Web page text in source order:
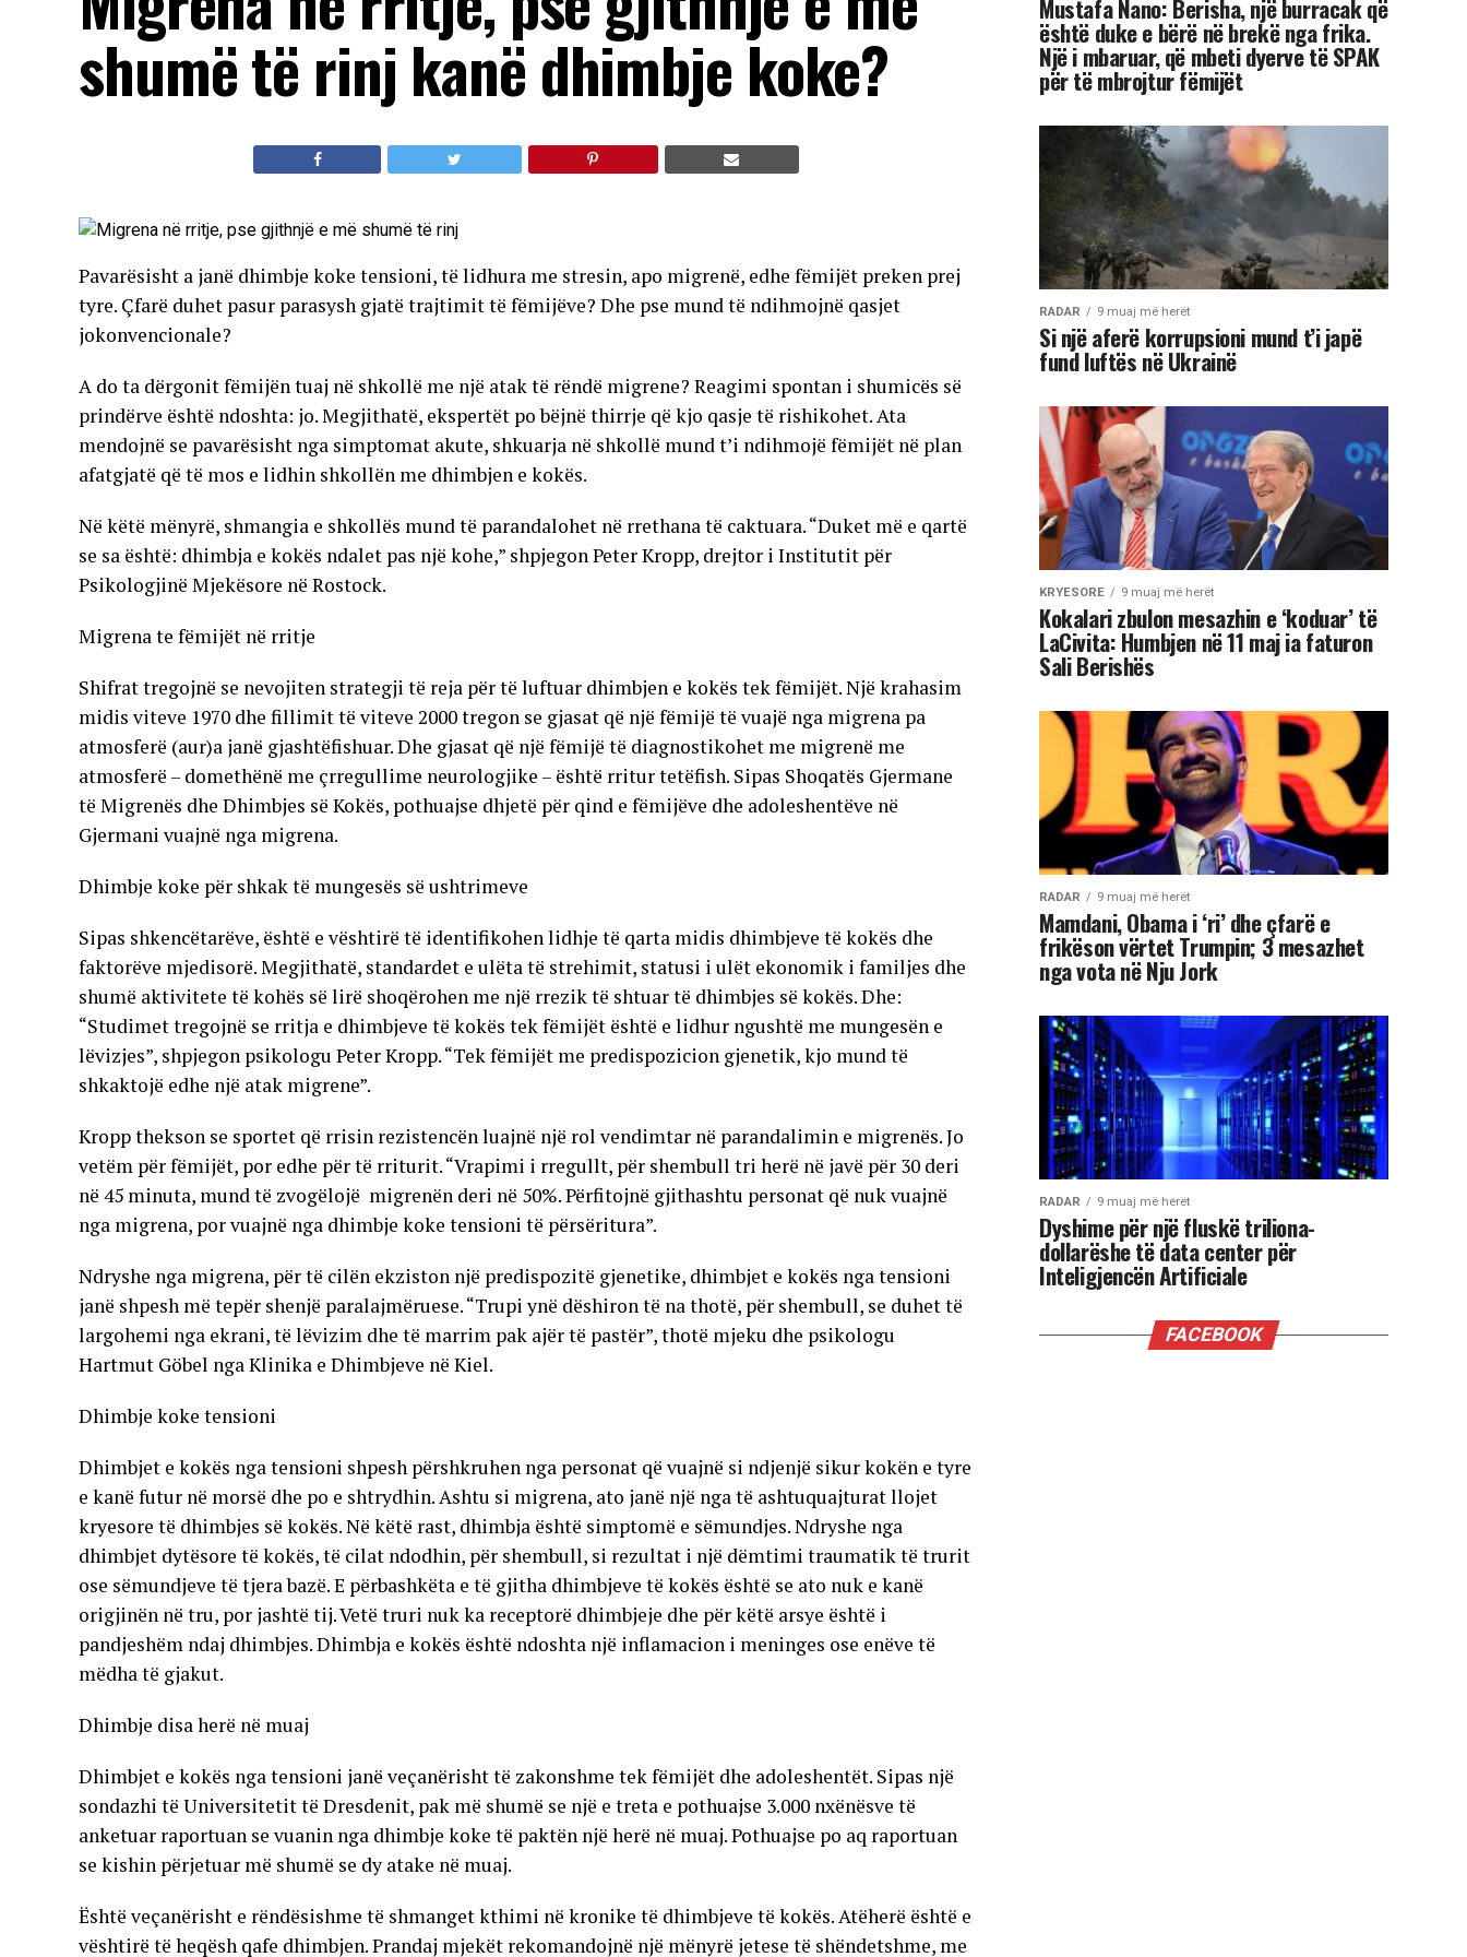
shumë të rinj kanë dhimbje koke?
Pavarësisht a janë dhimbje koke tensioni, të lidhura me stresin, apo migrenë, edhe fëmijët preken prej
tyre. Çfarë duhet pasur parasysh gjatë trajtimit të fëmijëve? Dhe pse mund të ndihmojnë qasjet
jokonvencionale?
A do ta dërgonit fëmijën tuaj në shkollë me një atak të rëndë migrene? Reagimi spontan i shumicës së
prindërve është ndoshta: jo. Megjithatë, ekspertët po bëjnë thirrje që kjo qasje të rishikohet. Ata
mendojnë se pavarësisht nga simptomat akute, shkuarja në shkollë mund t’i ndihmojë fëmijët në plan
afatgjatë që të mos e lidhin shkollën me dhimbjen e kokës.
Në këtë mënyrë, shmangia e shkollës mund të parandalohet në rrethana të caktuara. “Duket më e qartë
se sa është: dhimbja e kokës ndalet pas një kohe,” shpjegon Peter Kropp, drejtor i Institutit për
Psikologjinë Mjekësore në Rostock.
Migrena te fëmijët në rritje
Shifrat tregojnë se nevojiten strategji të reja për të luftuar dhimbjen e kokës tek fëmijët. Një krahasim
midis viteve 1970 dhe fillimit të viteve 2000 tregon se gjasat që një fëmijë të vuajë nga migrena pa
atmosferë (aur)a janë gjashtëfishuar. Dhe gjasat që një fëmijë të diagnostikohet me migrenë me
atmosferë – domethënë me çrregullime neurologjike – është rritur tetëfish. Sipas Shoqatës Gjermane
të Migrenës dhe Dhimbjes së Kokës, pothuajse dhjetë për qind e fëmijëve dhe adoleshentëve në
Gjermani vuajnë nga migrena.
Dhimbje koke për shkak të mungesës së ushtrimeve
Sipas shkencëtarëve, është e vështirë të identifikohen lidhje të qarta midis dhimbjeve të kokës dhe
faktorëve mjedisorë. Megjithatë, standardet e ulëta të strehimit, statusi i ulët ekonomik i familjes dhe
shumë aktivitete të kohës së lirë shoqërohen me një rrezik të shtuar të dhimbjes së kokës. Dhe:
“Studimet tregojnë se rritja e dhimbjeve të kokës tek fëmijët është e lidhur ngushtë me mungesën e
lëvizjes”, shpjegon psikologu Peter Kropp. “Tek fëmijët me predispozicion gjenetik, kjo mund të
shkaktojë edhe një atak migrene”.
Kropp thekson se sportet që rrisin rezistencën luajnë një rol vendimtar në parandalimin e migrenës. Jo
vetëm për fëmijët, por edhe për të rriturit. “Vrapimi i rregullt, për shembull tri herë në javë për 30 deri
në 45 minuta, mund të zvogëlojë migrenën deri në 50%. Përfitojnë gjithashtu personat që nuk vuajnë
nga migrena, por vuajnë nga dhimbje koke tensioni të përsëritura”.
Ndryshe nga migrena, për të cilën ekziston një predispozitë gjenetike, dhimbjet e kokës nga tensioni
janë shpesh më tepër shenjë paralajmëruese. “Trupi ynë dëshiron të na thotë, për shembull, se duhet të
largohemi nga ekrani, të lëvizim dhe të marrim pak ajër të pastër”, thotë mjeku dhe psikologu
Hartmut Göbel nga Klinika e Dhimbjeve në Kiel.
Dhimbje koke tensioni
Dhimbjet e kokës nga tensioni shpesh përshkruhen nga personat që vuajnë si ndjenjë sikur kokën e tyre
e kanë futur në morsë dhe po e shtrydhin. Ashtu si migrena, ato janë një nga të ashtuquajturat llojet
kryesore të dhimbjes së kokës. Në këtë rast, dhimbja është simptomë e sëmundjes. Ndryshe nga
dhimbjet dytësore të kokës, të cilat ndodhin, për shembull, si rezultat i një dëmtimi traumatik të trurit
ose sëmundjeve të tjera bazë. E përbashkëta e të gjitha dhimbjeve të kokës është se ato nuk e kanë
origjinën në tru, por jashtë tij. Vetë truri nuk ka receptorë dhimbjeje dhe për këtë arsye është i
pandjeshëm ndaj dhimbjes. Dhimbja e kokës është ndoshta një inflamacion i meninges ose enëve të
mëdha të gjakut.
Dhimbje disa herë në muaj
Dhimbjet e kokës nga tensioni janë veçanërisht të zakonshme tek fëmijët dhe adoleshentët. Sipas një
sondazhi të Universitetit të Dresdenit, pak më shumë se një e treta e pothuajse 3.000 nxënësve të
anketuar raportuan se vuanin nga dhimbje koke të paktën një herë në muaj. Pothuajse po aq raportuan
se kishin përjetuar më shumë se dy atake në muaj.
Është veçanërisht e rëndësishme të shmanget kthimi në kronike të dhimbjeve të kokës. Atëherë është e
vështirë të heqësh qafe dhimbjen. Prandaj mjekët rekomandojnë një mënyrë jetese të shëndetshme, me
Mustafa Nano: Berisha, një burracak që
është duke e bërë në brekë nga frika.
Një i mbaruar, që mbeti dyerve të SPAK
për të mbrojtur fëmijët
RADAR 9 muaj më herët
Si një aferë korrupsioni mund t’i japë
fund luftës në Ukrainë
KRYESORE 9 muaj më herët
Kokalari zbulon mesazhin e ‘koduar’ të
LaCivita: Humbjen në 11 maj ia faturon
Sali Berishës
RADAR 9 muaj më herët
Mamdani, Obama i ‘ri’ dhe çfarë e
frikëson vërtet Trumpin; 3 mesazhet
nga vota në Nju Jork
RADAR 9 muaj më herët
Dyshime për një fluskë triliona-
dollarëshe të data center për
Inteligjencën Artificiale
FACEBOOK